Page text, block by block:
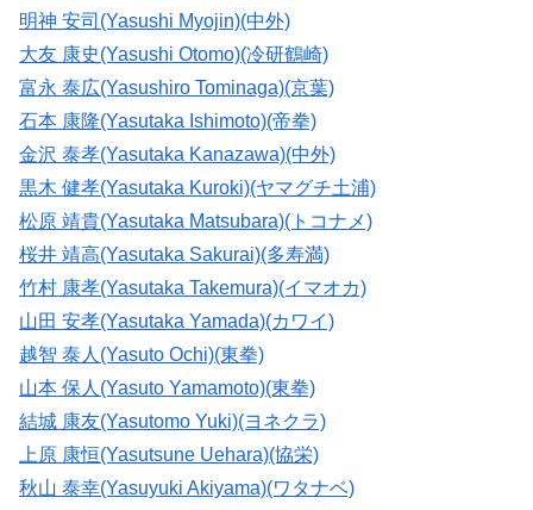
明神 安司(Yasushi Myojin)(中外)
大友 康史(Yasushi Otomo)(冷研鶴崎)
富永 泰広(Yasushiro Tominaga)(京葉)
石本 康隆(Yasutaka Ishimoto)(帝拳)
金沢 泰孝(Yasutaka Kanazawa)(中外)
黒木 健孝(Yasutaka Kuroki)(ヤマグチ土浦)
松原 靖貴(Yasutaka Matsubara)(トコナメ)
桜井 靖高(Yasutaka Sakurai)(多寿満)
竹村 康孝(Yasutaka Takemura)(イマオカ)
山田 安孝(Yasutaka Yamada)(カワイ)
越智 泰人(Yasuto Ochi)(東拳)
山本 保人(Yasuto Yamamoto)(東拳)
結城 康友(Yasutomo Yuki)(ヨネクラ)
上原 康恒(Yasutsune Uehara)(協栄)
秋山 泰幸(Yasuyuki Akiyama)(ワタナベ)